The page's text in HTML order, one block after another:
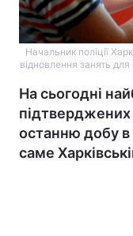
Начальник поліції
відновлення занять
На сьогодні
підтверджених
останню добу в
саме